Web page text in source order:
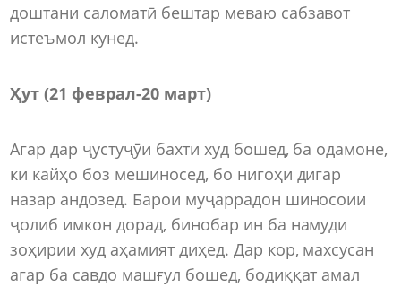
доштани саломатӣ бештар меваю сабзавот
истеъмол кунед.
Ҳут (21 феврал-20 март)
Агар дар ҷустуҷӯи бахти худ бошед, ба одамоне,
ки кайҳо боз мешиносед, бо нигоҳи дигар
назар андозед. Барои муҷаррадон шиносоии
ҷолиб имкон дорад, бинобар ин ба намуди
зоҳирии худ аҳамият диҳед. Дар кор, махсусан
агар ба савдо машғул бошед, бодиққат амал